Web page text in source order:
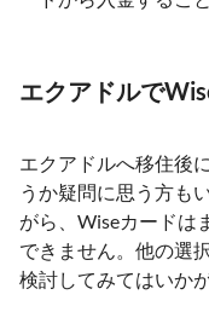
エクアドルで
エクアドルへ移住後
うか疑問に思う方も
がら、Wiseカードは
できません。他の選
検討してみてはいか